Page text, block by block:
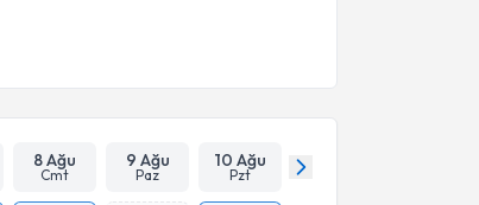
8 Ağu
Cmt
9 Ağu
Paz
10 Ağu
Pzt